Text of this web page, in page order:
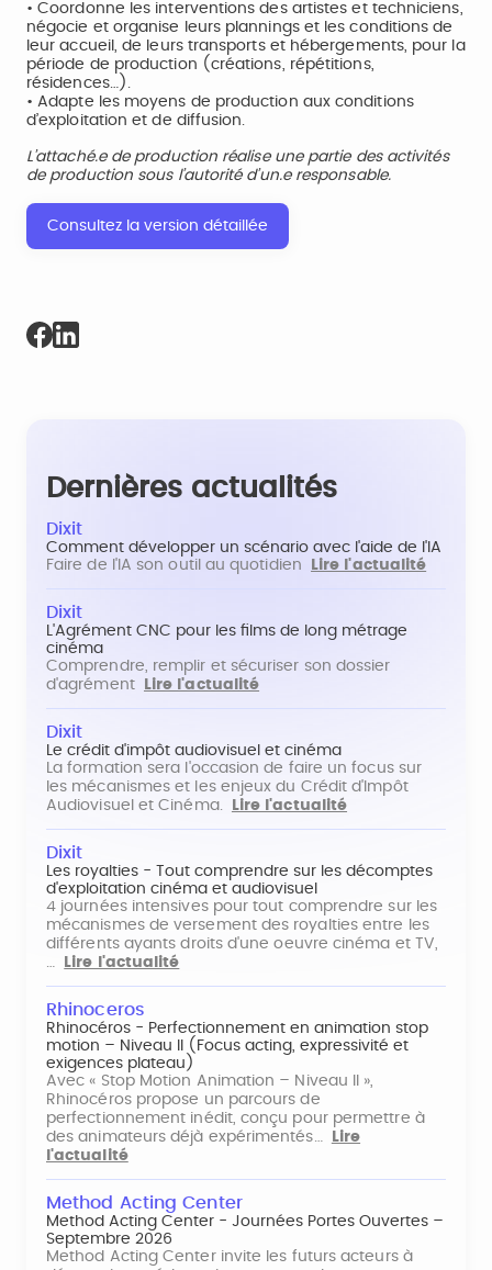
• Coordonne les interventions des artistes et techniciens,
négocie et organise leurs plannings et les conditions de
leur accueil, de leurs transports et hébergements, pour la
période de production (créations, répétitions,
résidences…).
• Adapte les moyens de production aux conditions
d’exploitation et de diffusion.
L’attaché.e de production réalise une partie des activités
de production sous l’autorité d’un.e responsable.
Consultez la version détaillée
Dernières actualités
Dixit
Comment développer un scénario avec l'aide de l'IA
Faire de l'IA son outil au quotidien
Lire l'actualité
Dixit
L'Agrément CNC pour les films de long métrage
cinéma
Comprendre, remplir et sécuriser son dossier
d'agrément
Lire l'actualité
Dixit
Le crédit d'impôt audiovisuel et cinéma
La formation sera l'occasion de faire un focus sur
les mécanismes et les enjeux du Crédit d'Impôt
Audiovisuel et Cinéma.
Lire l'actualité
Dixit
Les royalties - Tout comprendre sur les décomptes
d'exploitation cinéma et audiovisuel
4 journées intensives pour tout comprendre sur les
mécanismes de versement des royalties entre les
différents ayants droits d'une oeuvre cinéma et TV,
…
Lire l'actualité
Rhinoceros
Rhinocéros - Perfectionnement en animation stop
motion – Niveau II (Focus acting, expressivité et
exigences plateau)
Avec « Stop Motion Animation – Niveau II »,
Rhinocéros propose un parcours de
perfectionnement inédit, conçu pour permettre à
des animateurs déjà expérimentés…
Lire
l'actualité
Method Acting Center
Method Acting Center - Journées Portes Ouvertes –
Septembre 2026
Method Acting Center invite les futurs acteurs à